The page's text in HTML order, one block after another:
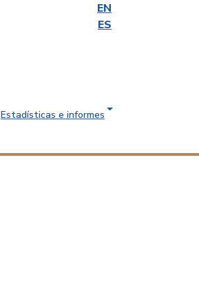
EN
ES
Estadísticas e informes